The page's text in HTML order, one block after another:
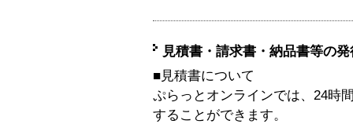
見積書・請求書・納品書等の
■見積書について
ぷらっとオンラインでは、24時
することができます。